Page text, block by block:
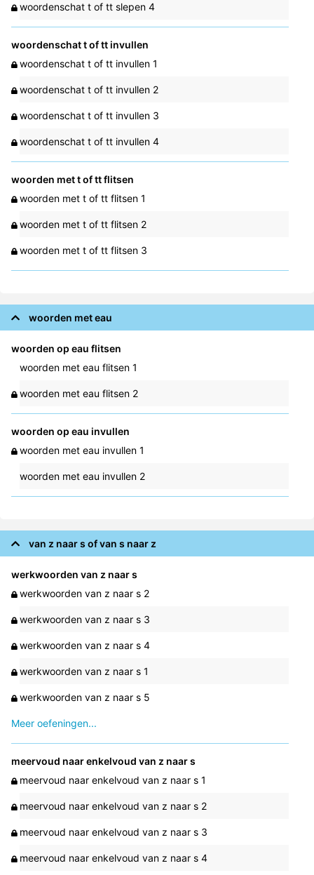
woordenschat t of tt slepen 4
woordenschat t of tt invullen
woordenschat t of tt invullen 1
woordenschat t of tt invullen 2
woordenschat t of tt invullen 3
woordenschat t of tt invullen 4
woorden met t of tt flitsen
woorden met t of tt flitsen 1
woorden met t of tt flitsen 2
woorden met t of tt flitsen 3
woorden met eau
woorden op eau flitsen
woorden met eau flitsen 1
woorden met eau flitsen 2
woorden op eau invullen
woorden met eau invullen 1
woorden met eau invullen 2
van z naar s of van s naar z
werkwoorden van z naar s
werkwoorden van z naar s 2
werkwoorden van z naar s 3
werkwoorden van z naar s 4
werkwoorden van z naar s 1
werkwoorden van z naar s 5
Meer oefeningen...
meervoud naar enkelvoud van z naar s
meervoud naar enkelvoud van z naar s 1
meervoud naar enkelvoud van z naar s 2
meervoud naar enkelvoud van z naar s 3
meervoud naar enkelvoud van z naar s 4